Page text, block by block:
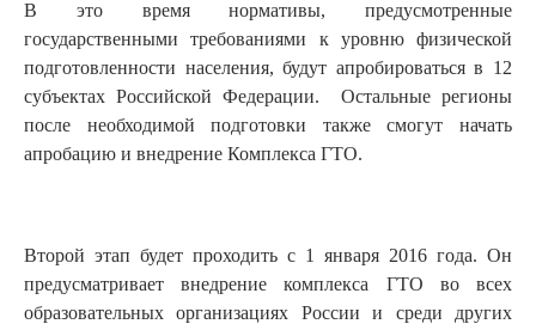
В это время нормативы, предусмотренные
государственными требованиями к уровню физической
подготовленности населения, будут апробироваться в 12
субъектах Российской Федерации. Остальные регионы
после необходимой подготовки также смогут начать
апробацию и внедрение Комплекса ГТО.
Второй этап будет проходить с 1 января 2016 года. Он
предусматривает внедрение комплекса ГТО во всех
образовательных организациях России и среди других